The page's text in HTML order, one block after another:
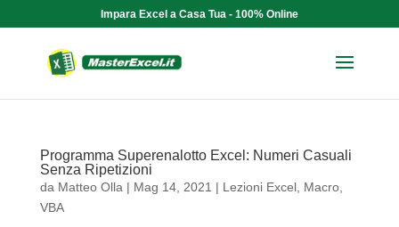
Impara Excel a Casa Tua - 100% Online
Programma Superenalotto Excel: Numeri Casuali
Senza Ripetizioni
da Matteo Olla | Mag 14, 2021 | Lezioni Excel, Macro,
VBA